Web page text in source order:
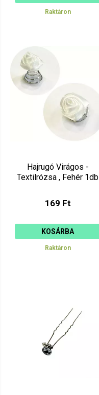
Raktáron
Hajrugó Virágos -
Textilrózsa , Fehér 1db
169 Ft
KOSÁRBA
Raktáron